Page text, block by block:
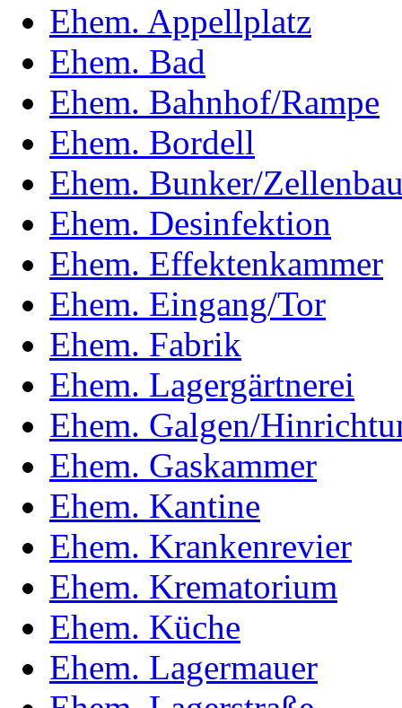
Ehem. Appellplatz
Ehem. Bad
Ehem. Bahnhof/Rampe
Ehem. Bordell
Ehem. Bunker/
Ehem. Desinfektion
Ehem. Effektenkammer
Ehem. Eingang/Tor
Ehem. Fabrik
Ehem. Lagergärtnerei
Ehem. Galgen/
Ehem. Gaskammer
Ehem. Kantine
Ehem. Krankenrevier
Ehem. Krematorium
Ehem. Küche
Ehem. Lagermauer